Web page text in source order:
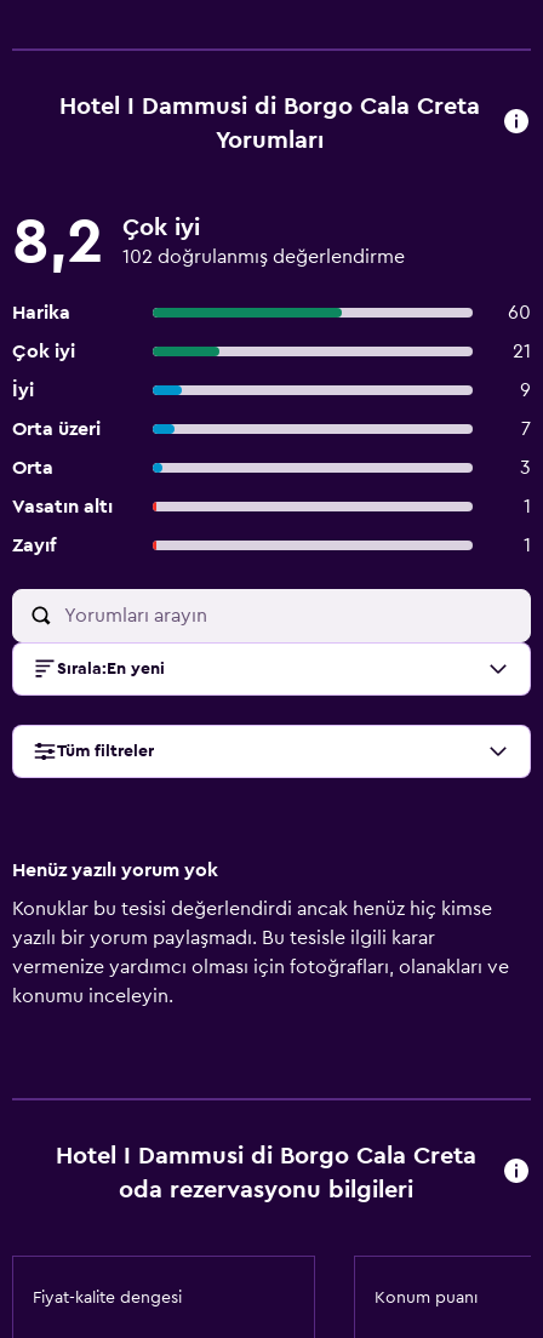
Hotel I Dammusi di Borgo Cala Creta
Yorumları
8,2 Çok iyi
102 doğrulanmış değerlendirme
Harika
60
Çok iyi
21
İyi
9
Orta üzeri
7
Orta
3
Vasatın altı
1
Zayıf
1
Sırala: En yeni
Tüm filtreler
Henüz yazılı yorum yok
Konuklar bu tesisi değerlendirdi ancak henüz hiç kimse
yazılı bir yorum paylaşmadı. Bu tesisle ilgili karar
vermenize yardımcı olması için fotoğrafları, olanakları ve
konumu inceleyin.
Hotel I Dammusi di Borgo Cala Creta
oda rezervasyonu bilgileri
Fiyat-kalite dengesi Konum puanı